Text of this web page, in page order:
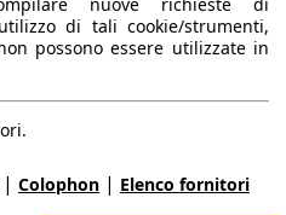
di tali cookie/strumenti,
possono essere utilizzate in
| Colophon | Elenco fornitori